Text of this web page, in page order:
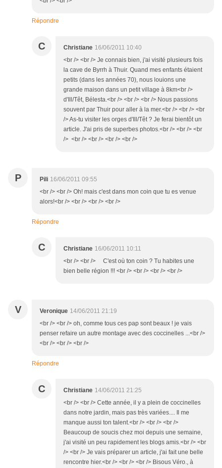
Répondre
C Christiane 16/06/2011 10:40
<br /> <br /> Je connais bien, j'ai visité plusieurs fois
la cave de Byrrh à Thuir. Quand mes enfants étaient
petits (dans les années 70), nous louions une
grande maison dans un petit village à 8km<br />
d'Ill/Têt, Bélesta.<br /> <br /> <br /> Nous passions
souvent par Thuir pour aller à la mer.<br /> <br /> <br
/> As-tu visiter les orges d'Ill/Têt ? Je ferai bientôt un
article. J'ai pris de superbes photos.<br /> <br /> <br
/> <br /> <br /> <br /> <br />
P Pili 16/06/2011 09:55
<br /> <br /> Oh! mais c'est dans mon coin que tu es venue
alors!<br /> <br /> <br /> <br />
Répondre
C Christiane 16/06/2011 10:11
<br /> <br /> C'est où ton coin ? Tu habites une
bien belle région !!! <br /> <br /> <br /> <br />
V Veronique 14/06/2011 21:19
<br /> <br /> oh, comme tous ces pap sont beaux ! je vais
penser refaire un autre montage avec des coccinelles ...<br />
<br /> <br /> <br />
Répondre
C Christiane 14/06/2011 21:25
<br /> <br /> Cette année, il y a plein de coccinelles
dans notre jardin, mais pas très variées.... Il me
manque aussi ton talent.<br /> <br /> <br />
Beaucoup de soucis chez moi depuis une semaine,
j'ai visité un peu rapidement les blogs amis.<br /> <br
/> <br /> Je vais préparer un article, j'ai fait une belle
rencontre hier.<br /> <br /> <br /> Bisous Véro., à